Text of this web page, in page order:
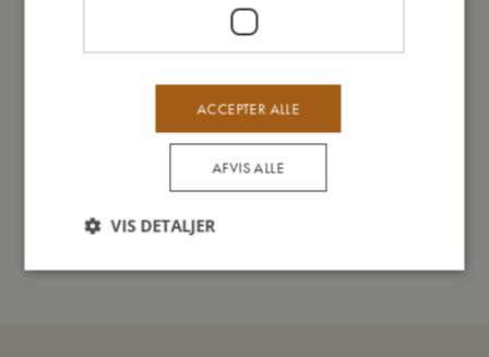
Solskærme til bilen 2 stk. - Ocean
ACCEPTER ALLE
AFVIS ALLE
VIS DETALJER